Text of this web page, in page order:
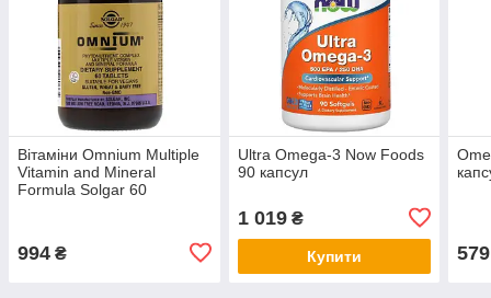
Вітаміни Omnium Multiple
Vitamin and Mineral
Formula Solgar 60
994 ₴
Ultra Omega-3 Now Foods
90 капсул
1 019₴
Купити 579